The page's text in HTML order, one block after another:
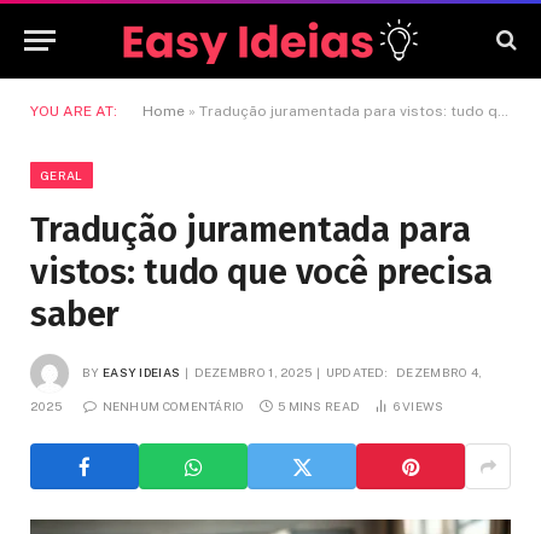
YOU ARE AT: Home » Tradução juramentada para vistos: tudo que você precisa saber
GERAL
Tradução juramentada para
vistos: tudo que você precisa
saber
BY EASY IDEIAS DEZEMBRO 1, 2025 UPDATED: DEZEMBRO 4,
2025 NENHUM COMENTÁRIO 5 MINS READ 6VIEWS